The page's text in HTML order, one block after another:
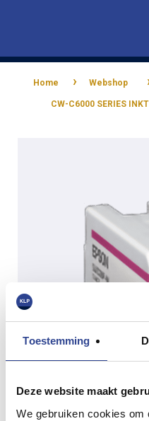
Toestemming
Deze website maakt
We gebruiken cookies
Home › Webshop
CW-C6000 SERIES